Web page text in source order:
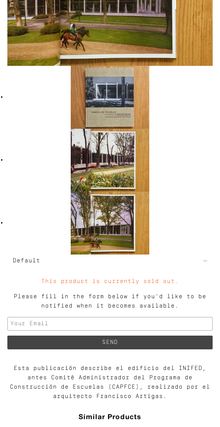
This product is currently sold out.
Please fill in the form below if you'd like to be
notified when it becomes available.
Esta publicación describe el edificio del INIFED,
antes Comité Administrador del Programa de
Construcción de Escuelas (CAPFCE), realizado por el
arquitecto Francisco Artigas.
Similar Products